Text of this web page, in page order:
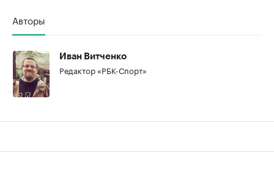
Авторы
Иван Витченко
Редактор «РБК-Спорт»